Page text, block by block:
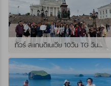
ทัวร์ สแกนดิเนเวีย 10วัน TG วันที่ 24 กรกฏาคม - 02 สิงหาคม 2569 เดินทางกับไกด์พี่ยอร์ช